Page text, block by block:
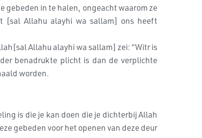
in te halen, ongeacht waarom ze
[sal Allahu alayhi wa sallam] ons heeft
Allahu alayhi wa sallam] zei: “Witr is
benadrukte plicht is dan de verplichte
worden.
is die je kan doen die je dichterbij Allah
gebeden voor het openen van deze deur